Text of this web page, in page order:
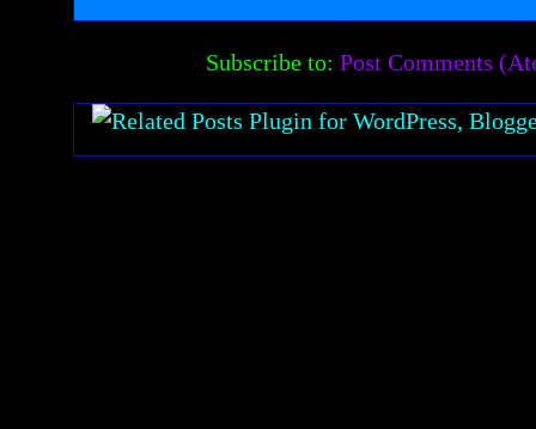
Subscribe to:Post Comments